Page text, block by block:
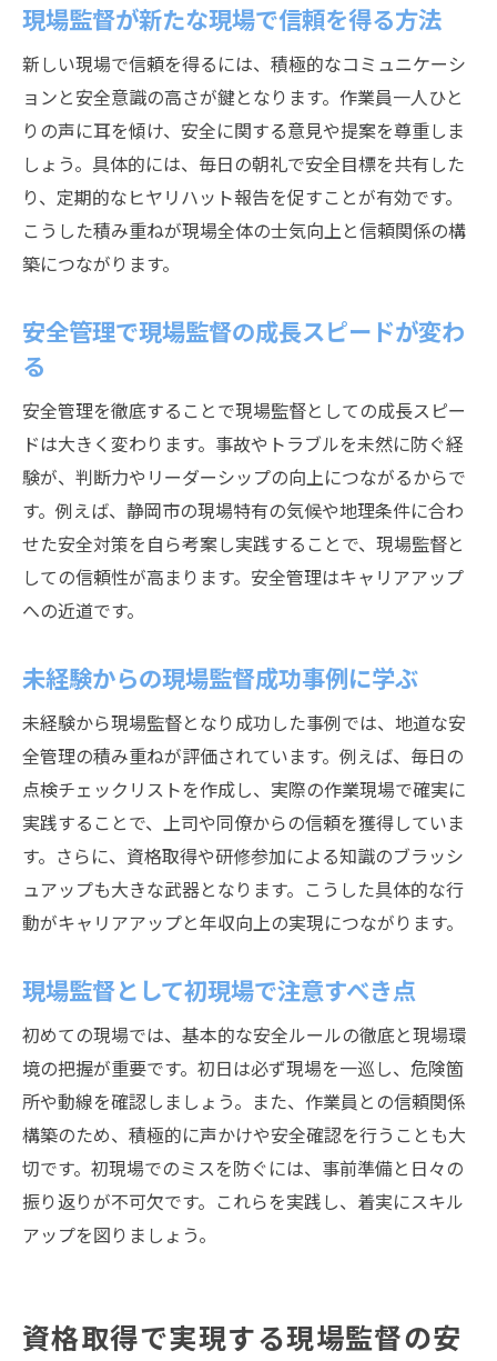
現場監督が新たな現場で信頼を得る方法
新しい現場で信頼を得るには、積極的なコミュニケーシ
ョンと安全意識の高さが鍵となります。作業員一人ひと
りの声に耳を傾け、安全に関する意見や提案を尊重しま
しょう。具体的には、毎日の朝礼で安全目標を共有した
り、定期的なヒヤリハット報告を促すことが有効です。
こうした積み重ねが現場全体の士気向上と信頼関係の構
築につながります。
安全管理で現場監督の成長スピードが変わ
る
安全管理を徹底することで現場監督としての成長スピー
ドは大きく変わります。事故やトラブルを未然に防ぐ経
験が、判断力やリーダーシップの向上につながるからで
す。例えば、静岡市の現場特有の気候や地理条件に合わ
せた安全対策を自ら考案し実践することで、現場監督と
しての信頼性が高まります。安全管理はキャリアアップ
への近道です。
未経験からの現場監督成功事例に学ぶ
未経験から現場監督となり成功した事例では、地道な安
全管理の積み重ねが評価されています。例えば、毎日の
点検チェックリストを作成し、実際の作業現場で確実に
実践することで、上司や同僚からの信頼を獲得していま
す。さらに、資格取得や研修参加による知識のブラッシ
ュアップも大きな武器となります。こうした具体的な行
動がキャリアアップと年収向上の実現につながります。
現場監督として初現場で注意すべき点
初めての現場では、基本的な安全ルールの徹底と現場環
境の把握が重要です。初日は必ず現場を一巡し、危険箇
所や動線を確認しましょう。また、作業員との信頼関係
構築のため、積極的に声かけや安全確認を行うことも大
切です。初現場でのミスを防ぐには、事前準備と日々の
振り返りが不可欠です。これらを実践し、着実にスキル
アップを図りましょう。
資格取得で実現する現場監督の安